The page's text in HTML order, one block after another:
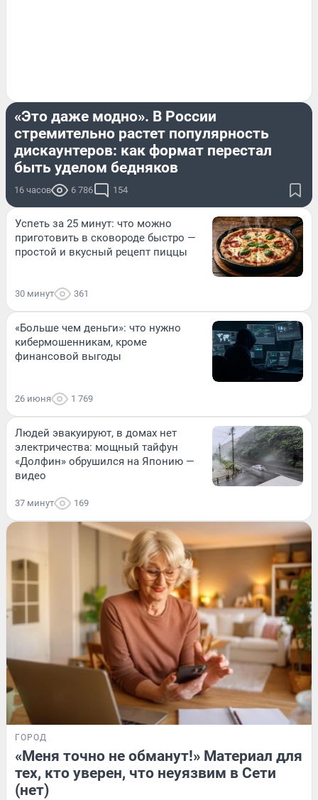
«Это даже модно». В России
стремительно растет популярность
дискаунтеров: как формат перестал
быть уделом бедняков
16 часов 6 786 154
Успеть за 25 минут: что можно
приготовить в сковороде быстро —
простой и вкусный рецепт пиццы
30 минут 361
«Больше чем деньги»: что нужно
кибермошенникам, кроме
финансовой выгоды
26 июня 1 769
Людей эвакуируют, в домах нет
электричества: мощный тайфун
«Долфин» обрушился на Японию —
видео
37 минут 169
ГОРОД
«Меня точно не обманут!» Материал для
тех, кто уверен, что неуязвим в Сети
(нет)